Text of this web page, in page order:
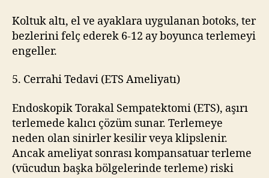
Koltuk altı, el ve ayaklara uygulanan botoks, ter
bezlerini felç ederek 6-12 ay boyunca terlemeyi
engeller.
5. Cerrahi Tedavi (ETS Ameliyatı)
Endoskopik Torakal Sempatektomi (ETS), aşırı
terlemede kalıcı çözüm sunar. Terlemeye
neden olan sinirler kesilir veya klipslenir.
Ancak ameliyat sonrası kompansatuar terleme
(vücudun başka bölgelerinde terleme) riski